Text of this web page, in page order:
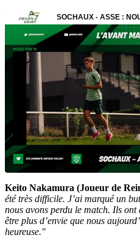
Keito Nakamura (Joueur de
été très difficile. J’ai marqué un
nous avons perdu le match. Ils ont
être plus d’envie que nous
heureuse."